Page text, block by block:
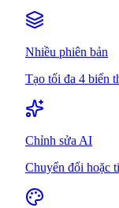
Nhiều phiên bản
Tạo tối đa 4 biến
Chỉnh sửa AI
Chuyển đổi hoặc